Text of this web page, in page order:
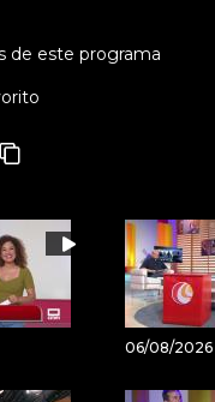
de este programa
06/08/2026